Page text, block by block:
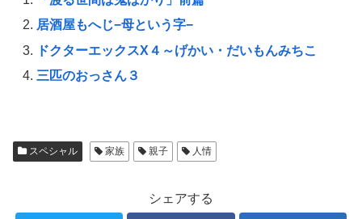
e
r
共
有
新
し
ウ
で
開
有
す
る
は
ッ
ク
い
新
ン
l
+
共
有
新
し
ウ
で
開
居酒屋もへじ−母という字−
ドクターエックスX４～げかい・だいもんみちこ
三匹のおっさん３
スペシャル 家族 親子 人情
シェアする